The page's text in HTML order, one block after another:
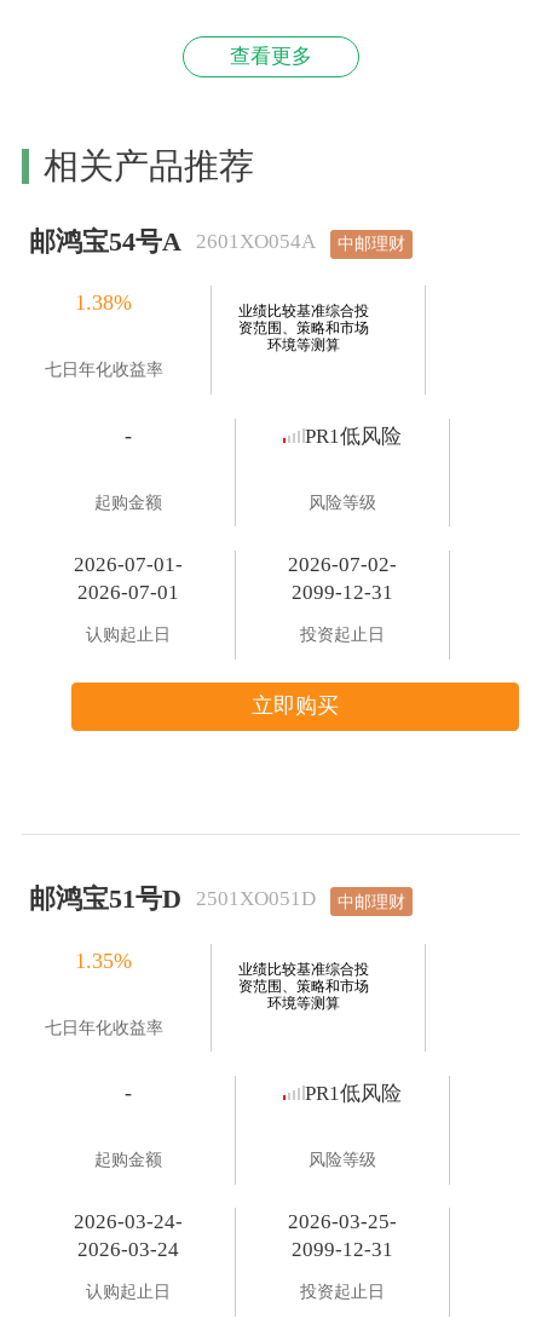
查看更多
相关产品推荐
邮鸿宝54号A 2601XO054A 中邮理财
1.38%
七日年化收益率
业绩比较基准综合投
资范围、策略和市场
环境等测算
-
起购金额
PR1低风险
风险等级
2026-07-01-
2026-07-01
认购起止日
2026-07-02-
2099-12-31
投资起止日
立即购买
邮鸿宝51号D 2501XO051D 中邮理财
1.35%
七日年化收益率
业绩比较基准综合投
资范围、策略和市场
环境等测算
-
起购金额
PR1低风险
风险等级
2026-03-24-
2026-03-24
认购起止日
2026-03-25-
2099-12-31
投资起止日